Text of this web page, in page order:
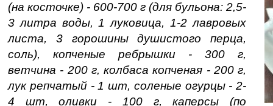
(на косточке) - 600-700 г (для бульона: 2,5-
3 литра воды, 1 луковица, 1-2 лавровых
листа, 3 горошины душистого перца,
соль), копченые ребрышки - 300 г,
ветчина - 200 г, колбаса копченая - 200 г,
лук репчатый - 1 шт, соленые огурцы - 2-
4 шт, оливки - 100 г, каперсы (по